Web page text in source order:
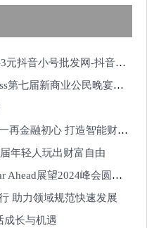
发网-抖音评论号出售-抖音账号批发
届新商业公民晚宴成功举办
初心 打造智能财富管理平台
年轻人玩出财富自由
展望2024峰会圆满落幕
助力领域规范快速发展
成长与机遇